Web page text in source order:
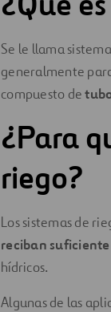
Digitalización
Ingeniería
Se le llama
generalmente
compuesto de
¿Para
riego?
Los sistemas de
reciban
hídricos.
Algunas de las